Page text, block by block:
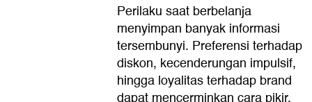
Perilaku saat berbelanja
menyimpan banyak informasi
tersembunyi. Preferensi terhadap
diskon, kecenderungan impulsif,
hingga loyalitas terhadap brand